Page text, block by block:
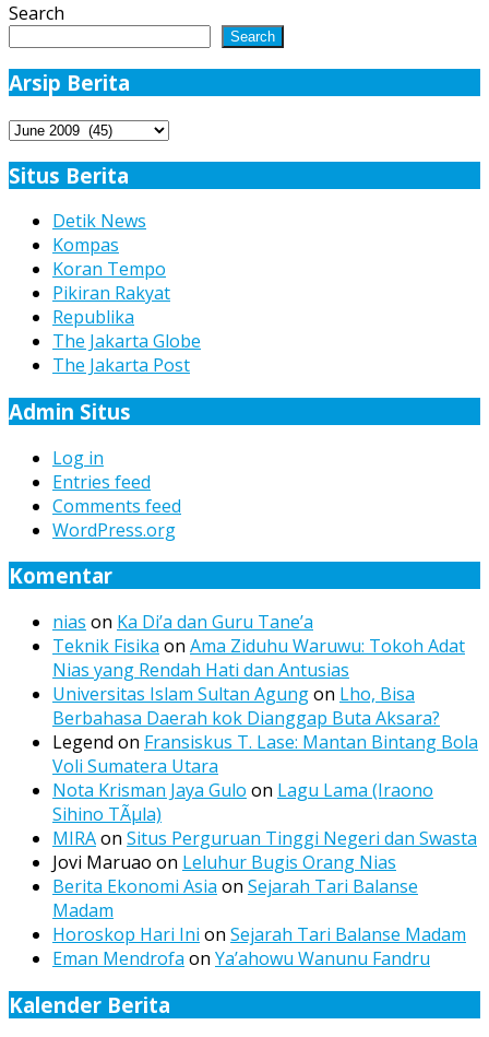
Search
Search
Arsip Berita
Arsip
Situs Berita
Detik News
Kompas
Koran Tempo
Pikiran Rakyat
Republika
The Jakarta Globe
The Jakarta Post
Admin Situs
Log in
Entries feed
Comments feed
WordPress.org
Komentar
nias on Ka Di’a dan Guru Tane’a
Teknik Fisika on Ama Ziduhu Waruwu: Tokoh Adat
Nias yang Rendah Hati dan Antusias
Universitas Islam Sultan Agungon Lho, Bisa
Berbahasa Daerah kok Dianggap Buta Aksara?
Legend on Fransiskus T. Lase: Mantan Bintang Bola
Voli Sumatera Utara
Nota Krisman Jaya Gulo on Lagu Lama (Iraono
Sihino TÃµla)
MIRAon Situs Perguruan Tinggi Negeri dan Swasta
Jovi Maruao on Leluhur Bugis Orang Nias
Berita Ekonomi Asia on Sejarah Tari Balanse
Madam
Horoskop Hari Ini on Sejarah Tari Balanse Madam
Eman Mendrofa on Ya’ahowu Wanunu Fandru
Kalender Berita